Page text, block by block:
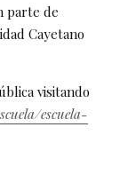
parte de
Cayetano
visitando
escuela-